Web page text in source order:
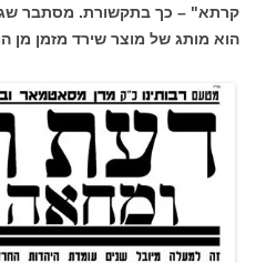
קרתא" – כך בתקשורת. מסתבר שגם
הוא מותג של מוצר שירד מזמן מן